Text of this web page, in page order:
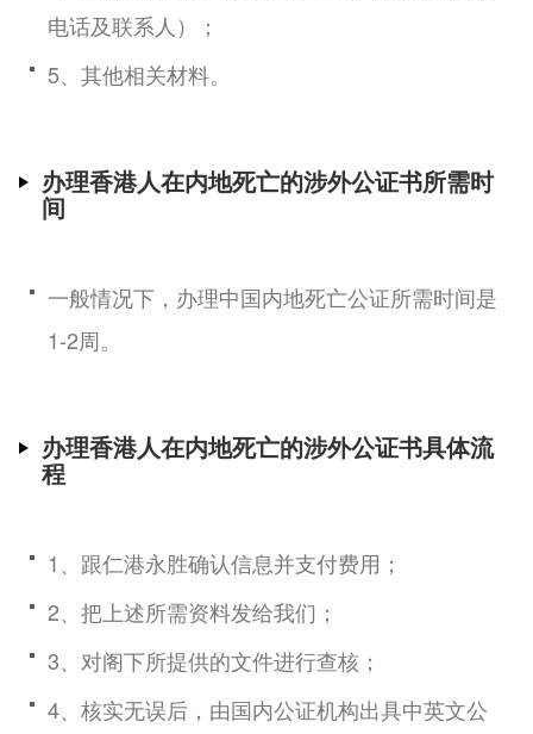
电话及联系人）；
5、其他相关材料。
办理香港人在内地死亡的涉外公证书所需时
间
一般情况下，办理中国内地死亡公证所需时间是
1-2周。
办理香港人在内地死亡的涉外公证书具体流
程
1、跟仁港永胜确认信息并支付费用；
2、把上述所需资料发给我们；
3、对阁下所提供的文件进行查核；
4、核实无误后，由国内公证机构出具中英文公